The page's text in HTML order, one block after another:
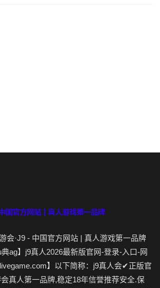
会·J9 - 中国官方网站 | 真人游戏第一品牌
ag】j9真人2026最新版官网-登录-入口-网
】以下简称：j9真人会✔正版官
真人第一品牌,稳定18年信誉推荐安全.保